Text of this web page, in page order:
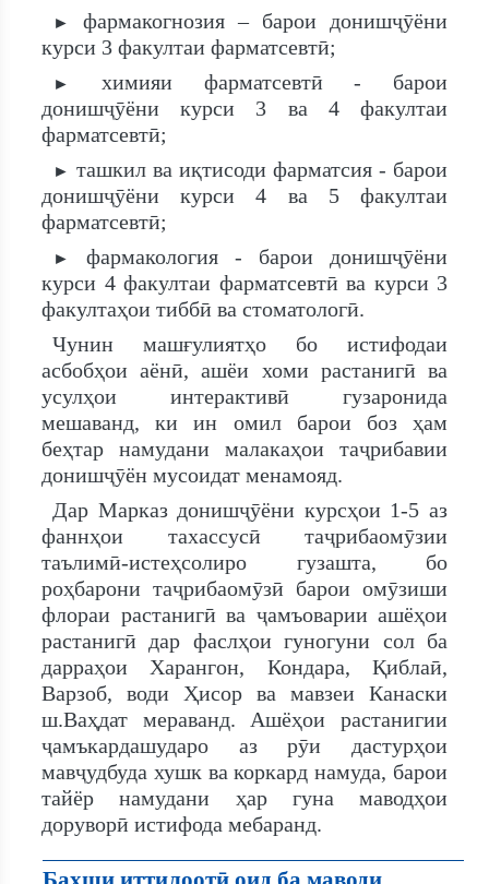
►
фармакогнозия – барои донишҷӯёни
курси 3 факултаи фарматсевтӣ;
►
химияи фарматсевтӣ - барои
донишҷӯёни курси 3 ва 4 факултаи
фарматсевтӣ;
► ташкил ва иқтисоди фарматсия - барои
донишҷӯёни курси 4 ва 5 факултаи
фарматсевтӣ;
►
фармакология - барои донишҷӯёни
курси 4 факултаи фарматсевтӣ ва курси 3
факултаҳои тиббӣ ва стоматологӣ.
Чунин машғулиятҳо бо истифодаи
асбобҳои аёнӣ, ашёи хоми растанигӣ ва
усулҳои интерактивӣ гузаронида
мешаванд, ки ин омил барои боз ҳам
беҳтар намудани малакаҳои таҷрибавии
донишҷӯён мусоидат менамояд.
Дар Марказ донишҷӯёни курсҳои 1-5 аз
фаннҳои тахассусӣ таҷрибаомӯзии
таълимӣ-истеҳсолиро гузашта, бо
роҳбарони таҷрибаомӯзӣ барои омӯзиши
флораи растанигӣ ва ҷамъоварии ашёҳои
растанигӣ дар фаслҳои гуногуни сол ба
дарраҳои Харангон, Кондара, Қиблаӣ,
Варзоб, води Ҳисор ва мавзеи Канаски
ш.Ваҳдат мераванд. Ашёҳои растанигии
ҷамъкардашударо аз рӯи дастурҳои
мавҷудбуда хушк ва коркард намуда, барои
тайёр намудани ҳар гуна маводҳои
доруворӣ истифода мебаранд.